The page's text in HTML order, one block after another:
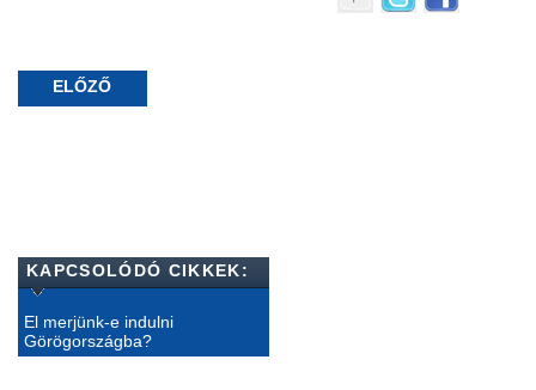
ELŐZŐ
KAPCSOLÓDÓ CIKKEK:
El merjünk-e indulni
Görögországba?